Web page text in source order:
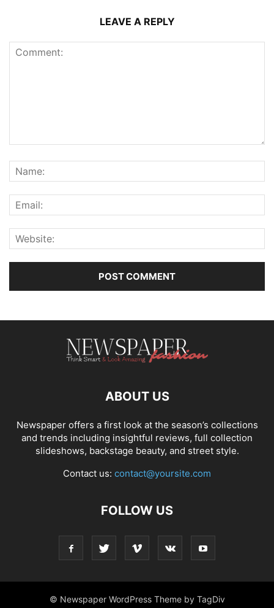
LEAVE A REPLY
ABOUT US
Newspaper offers a first look at the season’s collections
and trends including insightful reviews, full collection
slideshows, backstage beauty, and street style.
Contact us: contact@yoursite.com
FOLLOW US
© Newspaper WordPress Theme by TagDiv